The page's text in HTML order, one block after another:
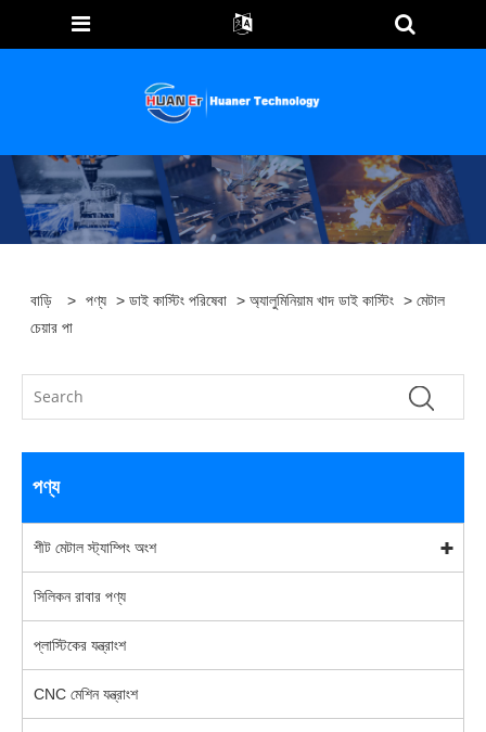
বাড়ি > পণ্য >ডাই কাস্টিং পরিষেবা >অ্যালুমিনিয়াম খাদ ডাই কাস্টিং > মেটাল
চেয়ার পা
পণ্য
শীট মেটাল স্ট্যাম্পিং অংশ
সিলিকন রাবার পণ্য
প্লাস্টিকের যন্ত্রাংশ
CNC মেশিন যন্ত্রাংশ